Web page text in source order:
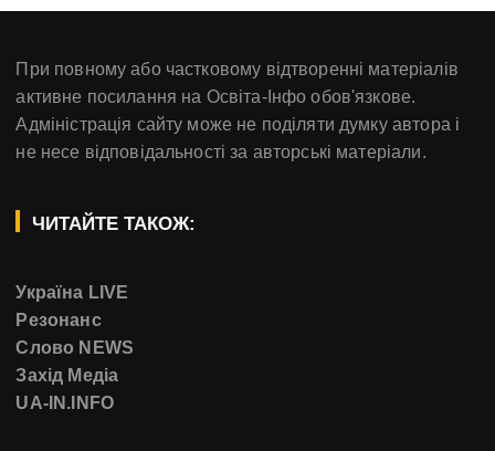
При повному або частковому відтворенні матеріалів
активне посилання на Освіта-Інфо обов'язкове.
Адміністрація сайту може не поділяти думку автора і
не несе відповідальності за авторські матеріали.
ЧИТАЙТЕ ТАКОЖ:
Україна LIVE
Резонанс
Слово NEWS
Захід Медіа
UA-IN.INFO